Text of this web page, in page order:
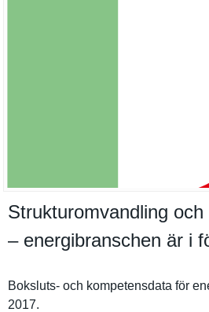
Strukturomvandling
– energibranschen är i
Boksluts- och kompetensd­ata för
2017.